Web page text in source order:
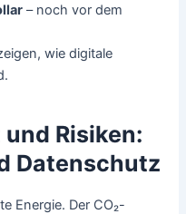
– noch vor dem
wie digitale
Risiken:
Datenschutz
Energie. Der CO₂-